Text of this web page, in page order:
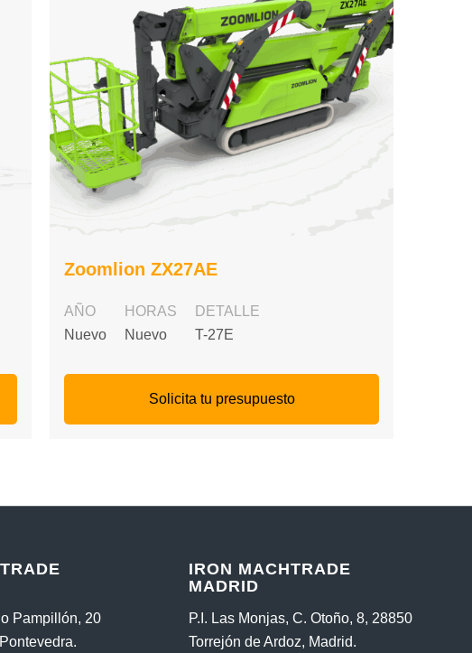
Zoomlion ZX27AE
AÑO
Nuevo
HORAS
Nuevo
DETALLE
T-27E
Solicita tu presupuesto
Pampillón, 20
IRON MACHTRADE
MADRID
P.I. Las Monjas, C. Otoño, 8, 28850
Torrejón de Ardoz, Madrid.